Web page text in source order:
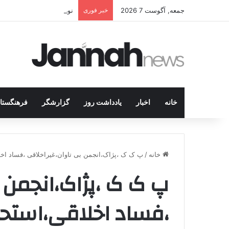
جمعه, آگوست 7 2026 خبر فوری نورالدین دمیرتاش: حتی
خانه اخبار یادداشت روز گزارشگر
خانه / پ ک ک ،پژاک،انجمن بی تاوان،غیراخلاقی ،فساد
پ ک ک ،پژاک،انجمن
،فساد